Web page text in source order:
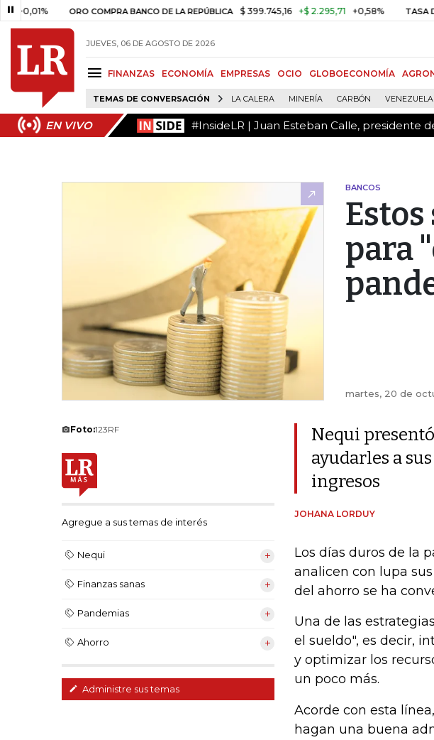
ORO COMPRA BANCO DE LA REPÚBLICA $ 399.745,16 +$ 2.295,71 +0,58% TASA DE
JUEVES, 06 DE AGOSTO DE 2026
FINANZAS ECONOMÍA EMPRESAS OCIO GLOBOECONOMÍA
TEMAS DE CONVERSACIÓN LA CALERA MINERÍA CARBÓN VENEZUELA
EN VIVO #InsideLR | Juan Esteban Calle, presidente
EN VIVO #InsideLR | Juan Esteban Calle, presidente
BANCOS
para
martes, 20 de
Foto:123RF
Agregue a sus temas de interés
Nequi
Finanzas sanas
Pandemias
Ahorro
Administre sus temas
Nequi
ayudarles a
ingresos
JOHANA LORDUY
Los días duros de la
analicen con lupa
del ahorro se ha
Una de las
el sueldo", es decir,
y optimizar los
un poco más.
Acorde con esta
hagan una buena